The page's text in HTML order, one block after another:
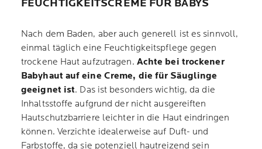
FEUCHTIGKEITSCREME FÜR BABYS
Nach dem Baden, aber auch generell ist es sinnvoll,
einmal täglich eine Feuchtigkeitspflege gegen
trockene Haut aufzutragen. Achte bei trockener
Babyhaut auf eine Creme, die für Säuglinge
geeignet ist. Das ist besonders wichtig, da die
Inhaltsstoffe aufgrund der nicht ausgereiften
Hautschutzbarriere leichter in die Haut eindringen
können. Verzichte idealerweise auf Duft- und
Farbstoffe, da sie potenziell hautreizend sein